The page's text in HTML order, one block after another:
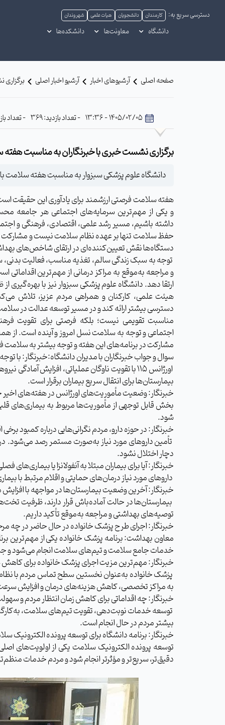
دسترسی سریع به: کارمندان دانشجویان هیات علمی شهروندان
دانشگاه معاونت‌ها دانشکده‌ها
صفحه اصلی آرشیوهای اخبار آرشیو اخبار اصلی
1405/02/05 - 13:36 - تعداد بازدید: 369 - تعداد بازدیدکننده: 356
برگزاری نشست خبری با خبرنگاران به مناسبت
دانشگاه علوم پزشکی سبزوار به مناسبت هفته سلامت با
هفته سلامت فرصتی ارزشمند برای یادآوری این حقیقت
و یکی از مهم‌ترین سرمایه‌های اجتماعی هر جامعه
داشته باشیم، مسیر رشد علمی، اقتصادی، فرهنگی و
حفظ سلامت تنها بر عهده نظام سلامت نیست و مشارکت
دستگاه‌ها نقش تعیین‌کننده‌ای در ارتقای شاخص‌های
توجه به سبک زندگی سالم، تغذیه مناسب، فعالیت بدنی،
و مراجعه به‌موقع به مراکز درمانی از مهم‌ترین اقداماتی
ارتقا دهد. دانشگاه علوم پزشکی سبزوار نیز با بهره‌گیری
هیئت علمی، کارکنان و همراهی مردم عزیز، تلاش
دسترسی بیشتر ارائه کند و در مسیر توسعه عدالت در
مناسبت تقویمی نیست؛ بلکه فرصتی برای تقویت
اجتماعی و توجه به سلامت نسل امروز و آینده است. از
مشارکت در برنامه‌های این هفته و توجه بیشتر به سلامت
سوال و جواب خبرنگاران با مدیران دانشگاه:خبرنگار: با توجه به آغاز
اورژانس ۱۱۵ با تقویت ناوگان عملیاتی،
بیمارستان‌ها برای انتقال سریع بیماران برقرار است.
خبرنگار: وضعیت مأموریت‌های اورژانس در هفته‌های
بخش قابل توجهی از مأموریت‌ها مربوط به بیماری‌های
شود.
خبرنگار: در حوزه دارو، مردم نگرانی‌هایی درباره کمبود
تأمین داروهای مورد نیاز به‌صورت مستمر رصد می‌شود.
دچار اختلال نشود.
خبرنگار: آیا برای بیماران مبتلا به آنفولانزا یا بیماری‌های
خبرنگار: آخرین وضعیت بیمارستان‌ها در مواجهه با افزایش
بیمارستان‌ها در حالت آماده‌باش قرار دارند، ظرفیت
توصیه‌های بهداشتی و مراجعه به‌موقع تأکید داریم.
خبرنگار: اجرای طرح پزشک خانواده در حال حاضر در چه
معاون بهداشت: برنامه پزشک خانواده یکی از مهم‌ترین
خدمات جامع سلامت و تیم‌های سلامت انجام می‌شود و
خبرنگار: مهم‌ترین مزیت اجرای پزشک خانواده برای
پزشک خانواده به‌عنوان نخستین سطح تماس مردم با
به مراکز تخصصی، کاهش هزینه‌های درمان و افزایش
خبرنگار: چه اقداماتی برای کاهش زمان انتظار مردم و
توسعه خدمات نوبت‌دهی، تقویت تیم‌های سلامت،
بیشتر مردم در حال انجام است.
خبرنگار: برنامه دانشگاه برای توسعه پرونده
توسعه پرونده الکترونیک سلامت یکی از اولویت‌های
دقیق‌تر، سریع‌تر و مؤثرتر انجام شود و مردم خدمات